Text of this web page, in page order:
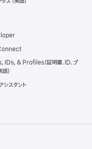
& Profiles（証明書、ID、プ
シスタント